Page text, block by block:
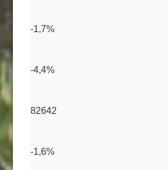
-1,7%
-4,4%
82642
-1,6%